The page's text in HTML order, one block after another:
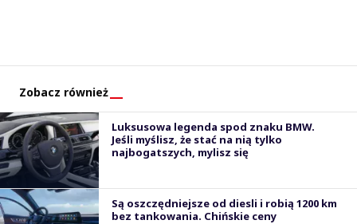
Zobacz również
Luksusowa legenda spod znaku BMW.
Jeśli myślisz, że stać na nią tylko
najbogatszych, mylisz się
Są oszczędniejsze od diesli i robią 1200 km
bez tankowania. Chińskie ceny